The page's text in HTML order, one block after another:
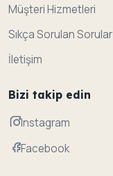
Müşteri Hizmetleri
Sıkça Sorulan Sorular
İletişim
Bizi takip edin
Instagram
Facebook